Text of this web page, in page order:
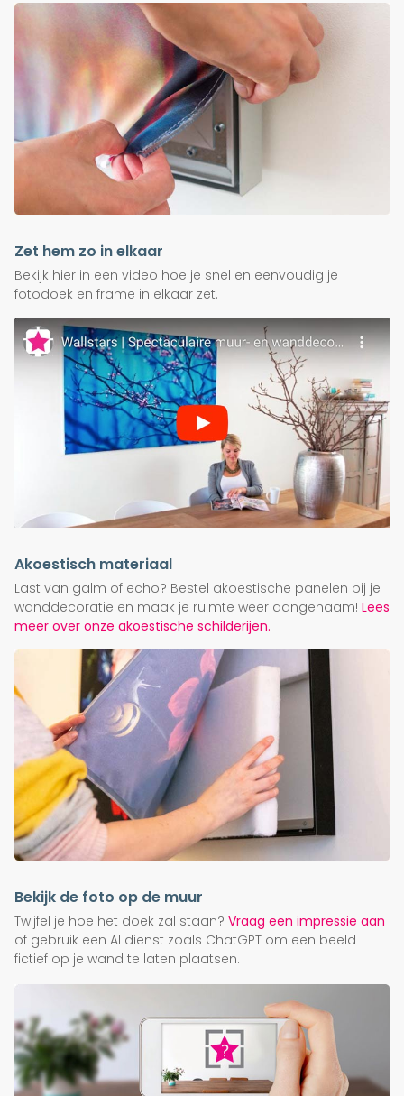
Zet hem zo in elkaar
Bekijk hier in een video hoe je snel en eenvoudig je
fotodoek en frame in elkaar zet.
Akoestisch materiaal
Last van galm of echo? Bestel akoestische panelen bij je
wanddecoratie en maak je ruimte weer aangenaam! Lees
meer over onze akoestische schilderijen.
Bekijk de foto op de muur
Twijfel je hoe het doek zal staan? Vraag een impressie aan
of gebruik een AI dienst zoals ChatGPT om een beeld
fictief op je wand te laten plaatsen.